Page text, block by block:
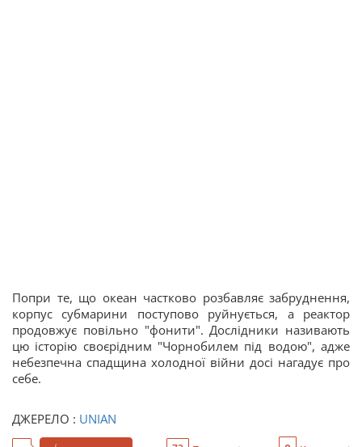
Попри те, що океан частково розбавляє забруднення,
корпус субмарини поступово руйнується, а реактор
продовжує повільно "фонити". Дослідники називають
цю історію своєрідним "Чорнобилем під водою", адже
небезпечна спадщина холодної війни досі нагадує про
себе.
ДЖЕРЕЛО : UNIAN